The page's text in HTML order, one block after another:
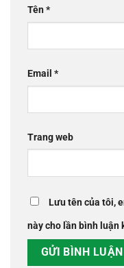
Tên*
Email *
Trang web
Lưu tên của tôi,
này cho lần bình luận